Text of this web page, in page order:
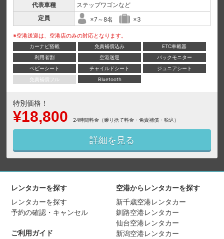
代表車種
ステップワゴンなど
定員
×7～8名 ×3
※空港送迎は、空港店のみの対応となります。
カーナビ搭載 免責補償込み
ETC車載器
利用者割
空港送迎
バックモニター
ベビーシート
チャイルドシート
ジュニアシート
免責補償フル
Bluetooth
特別価格！
¥18,800 24時間料金（乗り捨て料金・免責補償・税込）
詳細を見る
レンタカーを探す
レンタカーを探す
予約の確認・キャンセル
ご利用ガイド
空港からレンタカーを探す
新千歳空港レンタカー
釧路空港レンタカー
仙台空港レンタカー
新潟空港レンタカー